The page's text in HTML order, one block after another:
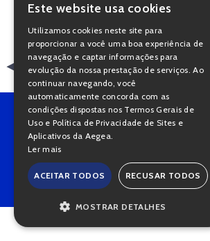
voltar
Copyright © 2022 • Todos os
PORTUGUESE
Este website usa cookies
Utilizamos cookies neste site para
proporcionar a você uma boa experiência de
navegação e captar informações para
evolução da nossa prestação de serviços. Ao
continuar navegando, você
automaticamente concorda com as
condições dispostas nos Termos Gerais de
Uso e Política de Privacidade de Sites e
Aplicativos da Aegea.
Ler mais
ACEITAR TODOS RECUSAR TODOS
MOSTRAR DETALHES